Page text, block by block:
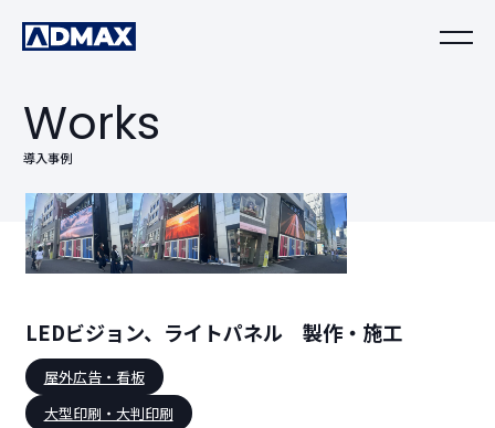
Works
導入事例
LEDビジョン、ライトパネル 製作・施工
屋外広告・看板
大型印刷・大判印刷